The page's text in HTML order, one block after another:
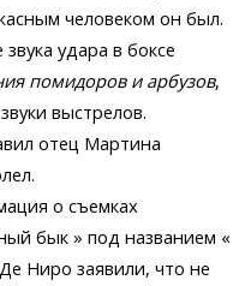
человеком он был.
удара в боксе
помидоров и арбузов,
выстрелов.
отец Мартина
о съемках
бык » под названием «
Ниро заявили, что не